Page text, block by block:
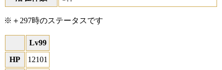
※＋297時のステータスです
Lv99
HP
12101